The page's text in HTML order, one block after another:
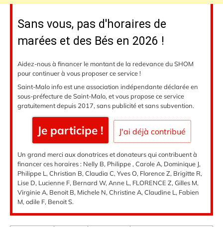
Sans vous, pas d'horaires de
marées et des Bés en 2026 !
Aidez-nous à financer le montant de la redevance du SHOM
pour continuer à vous proposer ce service !
Saint-Malo info est une association indépendante déclarée en
sous-préfecture de Saint-Malo, et vous propose ce service
gratuitement depuis 2017, sans publicité et sans subvention.
Je participe ! J'ai déjà contribué
Un grand merci aux donatrices et donateurs qui contribuent à
financer ces horaires : Nelly B, Philippe , Carole A, Dominique J,
Philippe L, Christian B, Claudia C, Yves O, Florence Z, Brigitte R,
Lise D, Lucienne F, Bernard W, Anne L, FLORENCE Z, Gilles M,
Virginie A, Benoit B, Michele N, Christine A, Claudine L, Fabien
M, odile F, Benoit S.